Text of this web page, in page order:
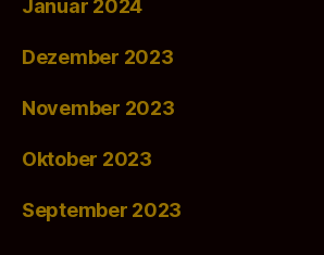
Januar 2024
Dezember 2023
November 2023
Oktober 2023
September 2023